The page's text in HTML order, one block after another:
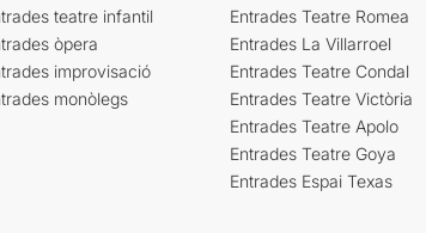
teatre infantil
òpera
improvisació
monòlegs
Entrades Teatre Romea
Entrades La Villarroel
Entrades Teatre Condal
Entrades Teatre Victòria
Entrades Teatre Apolo
Entrades Teatre Goya
Entrades Espai Texas